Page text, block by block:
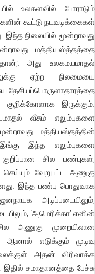
உலகளவில் போராடும்
கூட்டு நடவடிக்கைகள்
நிலையில் மூன்றாவது
மத்தியஸ்த்தத்தை
அது உலகமயமாதல்
ஏற்ற நிலமையை
தேசியப்பொருளாதாரத்தை
இருக்கும்.
வீசும் எலும்புகளை
மத்தியஸ்தத்தின்
இந்த எலும்புகளை
சில பண்புகள்,
வேறுபட்ட அணுகு
இந்த பண்பு பொதுவாக
அடிப்படையிலும்,
‘அமெரிக்கா’ எனின்
அணுகு முறையிலான
ஆனால் எடுக்கும் முடிவு
அதன் விரிவாக்க
இதில் சமாதானத்தை பேச்சு